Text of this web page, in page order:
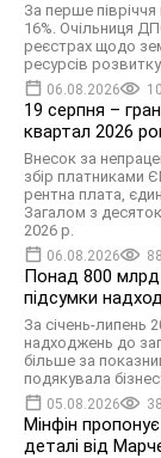
За перше
16%. Очільниця
реєстрах щодо
ресурсів розвитку
06.08.2026
19 серпня –
квартал 2026
Внесок за
збір платниками
рентна плата,
Загалом з десяток
2026 р.
06.08.2026
Понад 800
підсумки
За січень-липень
надходжень до
більше за
подякувала
05.08.2026 38
Мінфін
деталі від